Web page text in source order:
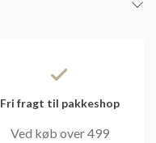
Fri fragt til pakkeshop
Ved køb over 499